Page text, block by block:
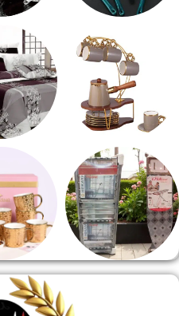
طقم خشاف
طقم قهوه وشاي
هدايا وسيلفر